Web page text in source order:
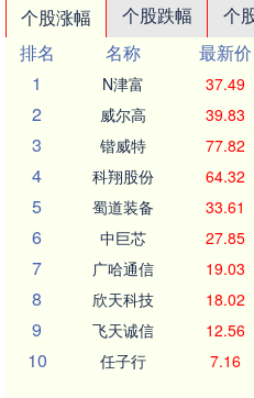
个股涨幅 个股跌幅 个
排名
名称 最新价
1
N津富 37.49
2 威尔高 39.83
3 锴威特 77.82
4 科翔股份 64.32
5 蜀道装备 33.61
6 中巨芯 27.85
7 广哈通信 19.03
8 欣天科技 18.02
9 飞天诚信 12.56
10 任子行 7.16